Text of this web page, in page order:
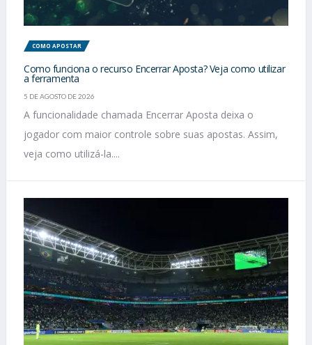
COMO APOSTAR
Como funciona o recurso Encerrar Aposta? Veja como utilizar
a ferramenta
5 DE AGOSTO DE 2026
A funcionalidade chamada Encerrar Aposta deixa o
jogador com maior controle sobre suas apostas. Assim,
veja como utilizá-la....